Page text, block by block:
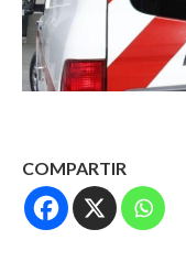
COMPARTIR